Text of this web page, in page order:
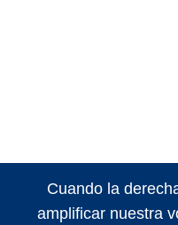
Cuando la
amplificar nuestra